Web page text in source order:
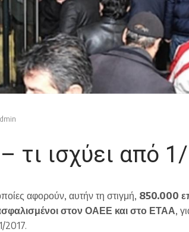
τι ισχύει από
αφορούν, αυτήν τη στιγμή, 850.000
στον ΟΑΕΕ και στο ΕΤΑΑ,
2017.